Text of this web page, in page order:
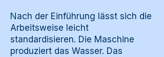
Nach der Einführung lässt sich die
Arbeitsweise leicht
standardisieren. Die Maschine
produziert das Wasser. Das